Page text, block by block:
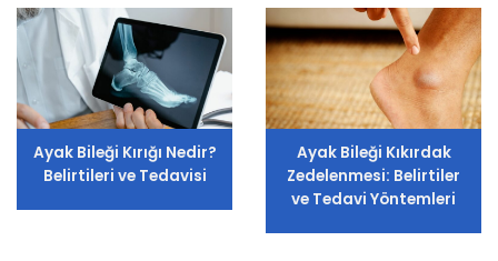
Ayak Bileği Kırığı Nedir?
Belirtileri ve Tedavisi
Ayak Bileği Kıkırdak
Zedelenmesi: Belirtiler
ve Tedavi Yöntemleri